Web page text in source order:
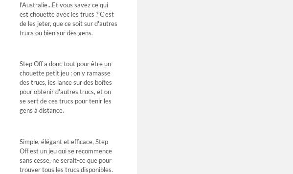
l'Australie...Et vous savez ce qui
est chouette avec les trucs ? C'est
de les jeter, que ce soit sur d'autres
trucs ou bien sur des gens.
Step Off a donc tout pour être un
chouette petit jeu : on y ramasse
des trucs, les lance sur des boîtes
pour obtenir d'autres trucs, et on
se sert de ces trucs pour tenir les
gens à distance.
Simple, élégant et efficace, Step
Off est un jeu qui se recommence
sans cesse, ne serait-ce que pour
trouver tous les trucs disponibles.